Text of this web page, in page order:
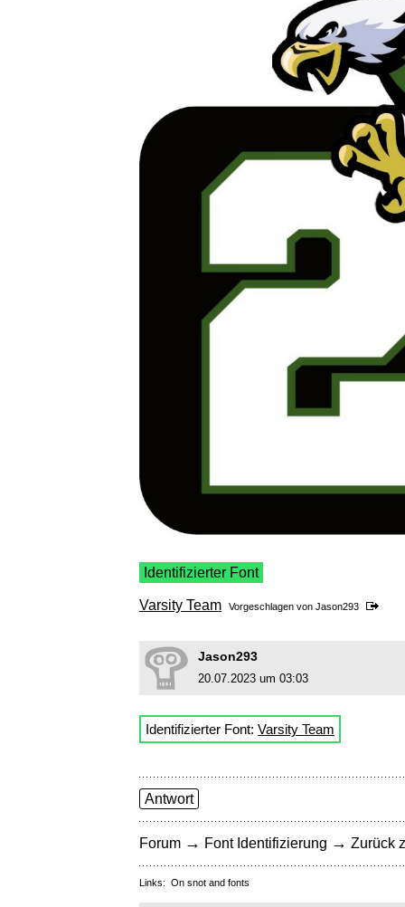
Identifizierter Font
Varsity Team Vorgeschlagen von Jason293
Jason293
20.07.2023 um 03:03
Identifizierter Font: Varsity Team
Antwort
Forum → Font Identifizierung → Zurück
Links: On snot and fonts